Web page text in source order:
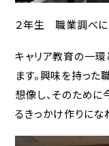
２年生 職業調べに
キャリア教育の一環
ます。興味を持った
想像し、そのため
るきっかけ作りにな